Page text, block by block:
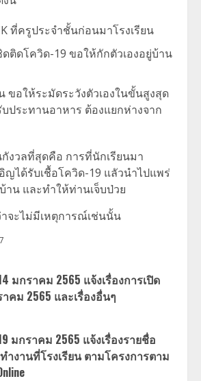
ที่ครูประจำชั้นก่อนมาโรงเรียน
ติดโควิด-19 ขอให้กักตัวเองอยู่บ้าน
ขอให้ระมัดระวังตัวเองในขั้นสูงสุด
ประทานอาหาร ต้องแยกห่างจาก
กังวลที่สุดคือ การที่นักเรียนมา
ญได้รับเชื้อโควิด-19 แลัวนำไปแพร่
าน และทำให้ท่านเจ็บป่วย
าจะไม่มีเหตุการณ์เช่นนั้น
มกราคม 2565 แจ้งเรื่องการเปิด
คม 2565 และเรื่องอื่นๆ
มกราคม 2565 แจ้งเรื่องรายชื่อ
ำงานที่โรงเรียน ตามโครงการตาม